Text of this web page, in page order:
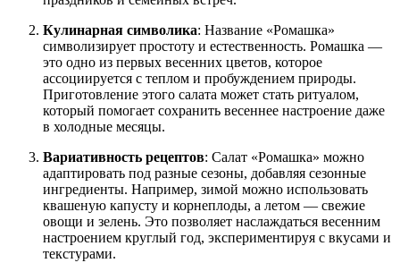
Кулинарная символика: Название «Ромашка»
символизирует простоту и естественность. Ромашка —
это одно из первых весенних цветов, которое
ассоциируется с теплом и пробуждением природы.
Приготовление этого салата может стать ритуалом,
который помогает сохранить весеннее настроение даже
в холодные месяцы.
Вариативность рецептов: Салат «Ромашка» можно
адаптировать под разные сезоны, добавляя сезонные
ингредиенты. Например, зимой можно использовать
квашеную капусту и корнеплоды, а летом — свежие
овощи и зелень. Это позволяет наслаждаться весенним
настроением круглый год, экспериментируя с вкусами и
текстурами.